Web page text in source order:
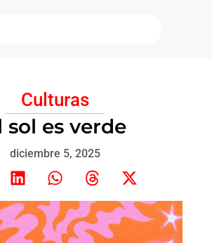
Culturas
sol es verde
diciembre 5, 2025